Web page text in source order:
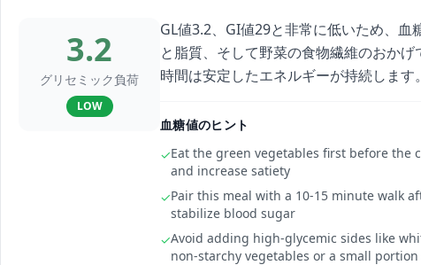
3.2
グリセミック負荷
LOW
GL値3.2、GI値29と非常に低いため、
と脂質、そして野菜の食物繊維のおか
時間は安定したエネルギーが持続します。
血糖値のヒント
✓Eat the green vegetables first before
and increase satiety
✓Pair this meal with a 10-15 minute walk
stabilize blood sugar
✓Avoid adding high-glycemic sides like
non-starchy vegetables or a small